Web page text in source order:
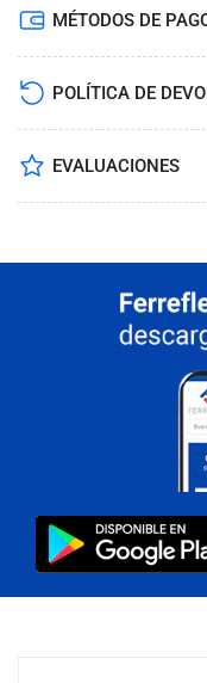
MÉTODOS DE
POLÍTICA DE
EVALUACIONES